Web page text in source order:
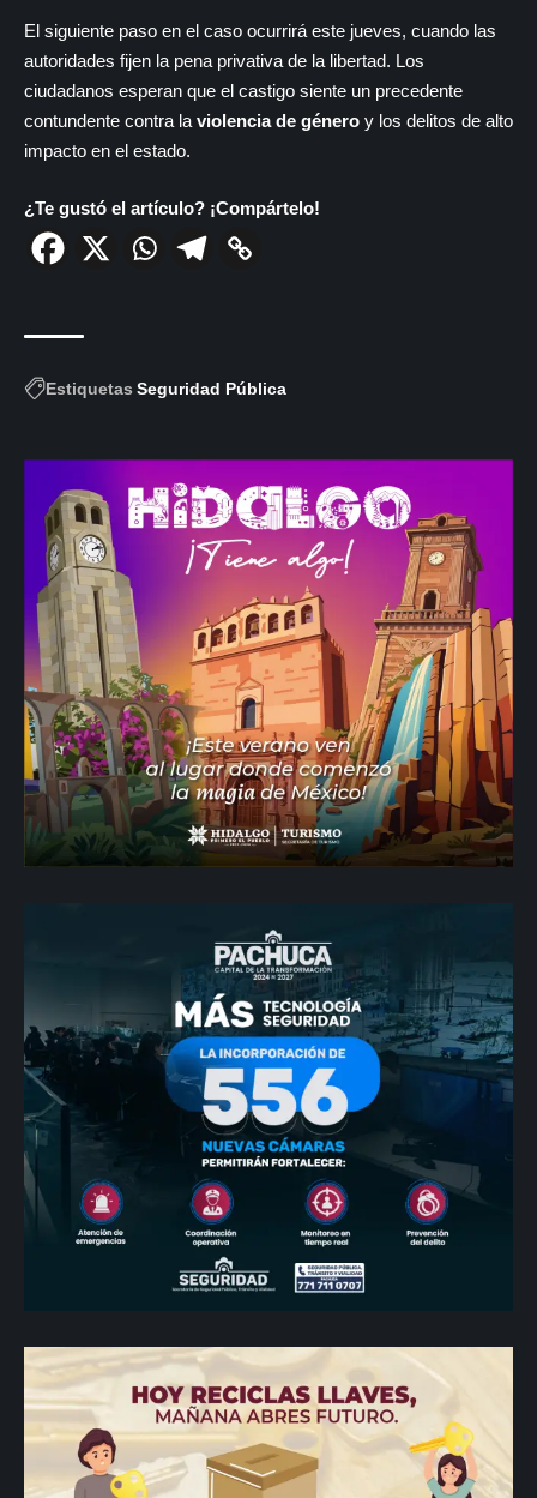
El siguiente paso en el caso ocurrirá este jueves, cuando las
autoridades fijen la pena privativa de la libertad. Los
ciudadanos esperan que el castigo siente un precedente
contundente contra la violencia de género y los delitos de alto
impacto en el estado.
¿Te gustó el artículo? ¡Compártelo!
Estiquetas Seguridad Pública